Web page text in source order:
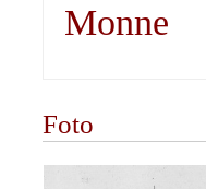
Monne
Foto